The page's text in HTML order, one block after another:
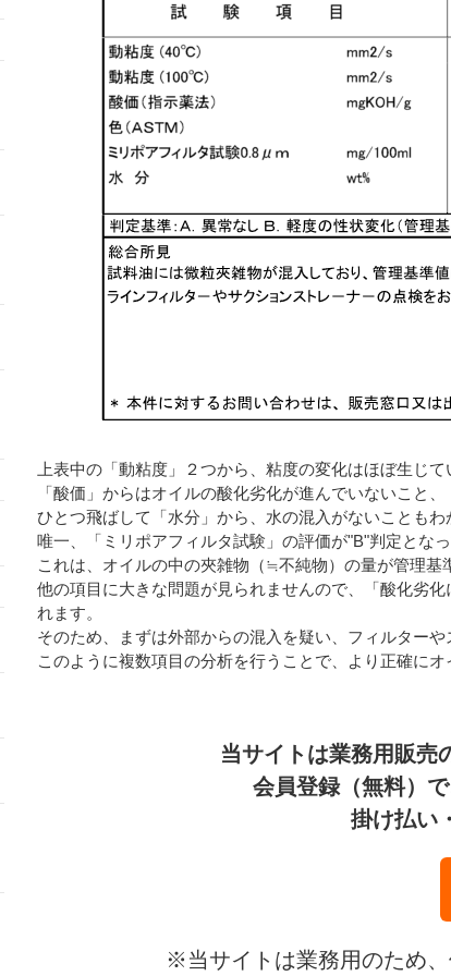
上表中の「動粘度」２つから、粘度の変化はほぼ生じて
「酸価」からはオイルの酸化劣化が進んでいないこと
ひとつ飛ばして「水分」から、水の混入がないこともわ
唯一、「ミリポアフィルタ試験」の評価が"B"判定となっ
これは、オイルの中の夾雑物（≒不純物）の量が管理基
他の項目に大きな問題が見られませんので、「酸化劣
れます。
そのため、まずは外部からの混入を疑い、フィルター
このように複数項目の分析を行うことで、より正確に
当サイトは業務用販売
会員登録（無料）
掛け払い
※当サイトは業務用のため